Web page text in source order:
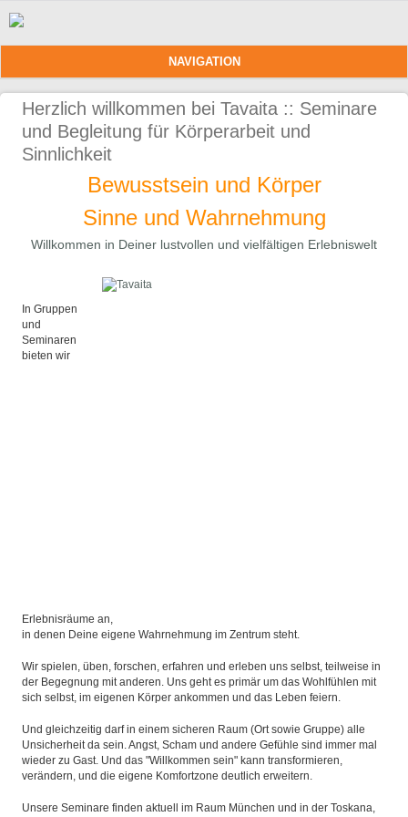
NAVIGATION
Herzlich willkommen bei Tavaita :: Seminare
und Begleitung für Körperarbeit und
Sinnlichkeit
Bewusstsein und Körper
Sinne und Wahrnehmung
Willkommen in Deiner lustvollen und vielfältigen Erlebniswelt
In Gruppen
und
Seminaren
bieten wir
Erlebnisräume an,
in denen Deine eigene Wahrnehmung im Zentrum steht.
Wir spielen, üben, forschen, erfahren und erleben uns selbst, teilweise in
der Begegnung mit anderen. Uns geht es primär um das Wohlfühlen mit
sich selbst, im eigenen Körper ankommen und das Leben feiern.
Und gleichzeitig darf in einem sicheren Raum (Ort sowie Gruppe) alle
Unsicherheit da sein. Angst, Scham und andere Gefühle sind immer mal
wieder zu Gast. Und das "Willkommen sein" kann transformieren,
verändern, und die eigene Komfortzone deutlich erweitern.
Unsere Seminare finden aktuell im Raum München und in der Toskana,